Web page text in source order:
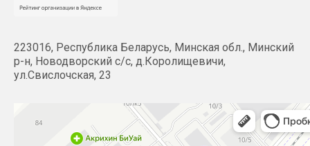
223016, Республика Беларусь, Минская обл., Минский
р-н, Новодворский с/с, д.Королищевичи,
ул.Свислочская, 23